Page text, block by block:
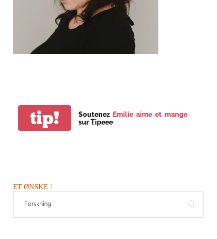
tip! Soutenez Emilie aime et mange
sur Tipeee
ET ØNSKE !